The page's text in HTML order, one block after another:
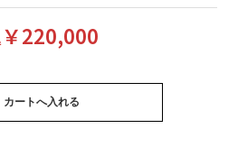
￥220,000